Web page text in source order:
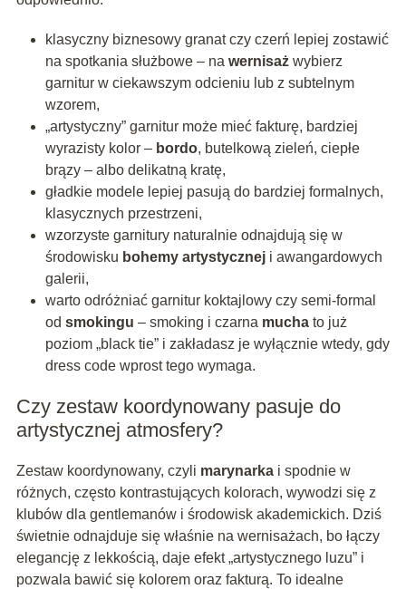
klasyczny biznesowy granat czy czerń lepiej zostawić
na spotkania służbowe – na wernisażwybierz
garnitur w ciekawszym odcieniu lub z subtelnym
wzorem,
„artystyczny” garnitur może mieć fakturę, bardziej
wyrazisty kolor – bordo, butelkową zieleń, ciepłe
brązy – albo delikatną kratę,
gładkie modele lepiej pasują do bardziej formalnych,
klasycznych przestrzeni,
wzorzyste garnitury naturalnie odnajdują się w
środowisku bohemy artystyczneji awangardowych
galerii,
warto odróżniać garnitur koktajlowy czy semi-formal
od smokingu – smoking i czarna muchato już
poziom „black tie” i zakładasz je wyłącznie wtedy, gdy
dress code wprost tego wymaga.
Czy zestaw koordynowany pasuje do
artystycznej atmosfery?
Zestaw koordynowany, czyli marynarkai spodnie w
różnych, często kontrastujących kolorach, wywodzi się z
klubów dla gentlemanów i środowisk akademickich. Dziś
świetnie odnajduje się właśnie na wernisażach, bo łączy
elegancję z lekkością, daje efekt „artystycznego luzu” i
pozwala bawić się kolorem oraz fakturą. To idealne